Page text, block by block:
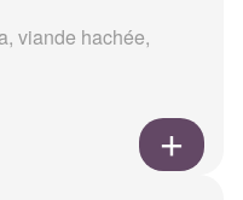
viande hachée,